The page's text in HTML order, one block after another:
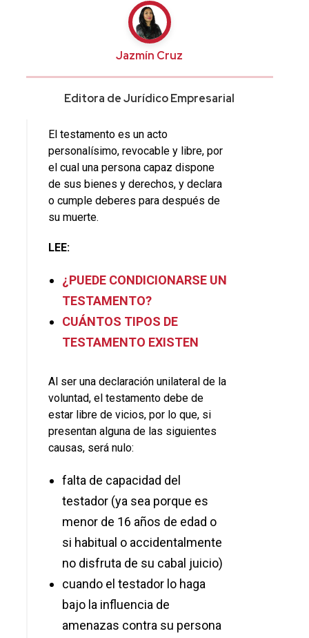
Jazmín Cruz
Editora de Jurídico Empresarial
El testamento es un acto
personalísimo, revocable y libre, por
el cual una persona capaz dispone
de sus bienes y derechos, y declara
o cumple deberes para después de
su muerte.
LEE:
¿PUEDE CONDICIONARSE UN
TESTAMENTO?
CUÁNTOS TIPOS DE
TESTAMENTO EXISTEN
Al ser una declaración unilateral de la
voluntad, el testamento debe de
estar libre de vicios, por lo que, si
presentan alguna de las siguientes
causas, será nulo:
falta de capacidad del
testador (ya sea porque es
menor de 16 años de edad o
si habitual o accidentalmente
no disfruta de su cabal juicio)
cuando el testador lo haga
bajo la influencia de
amenazas contra su persona